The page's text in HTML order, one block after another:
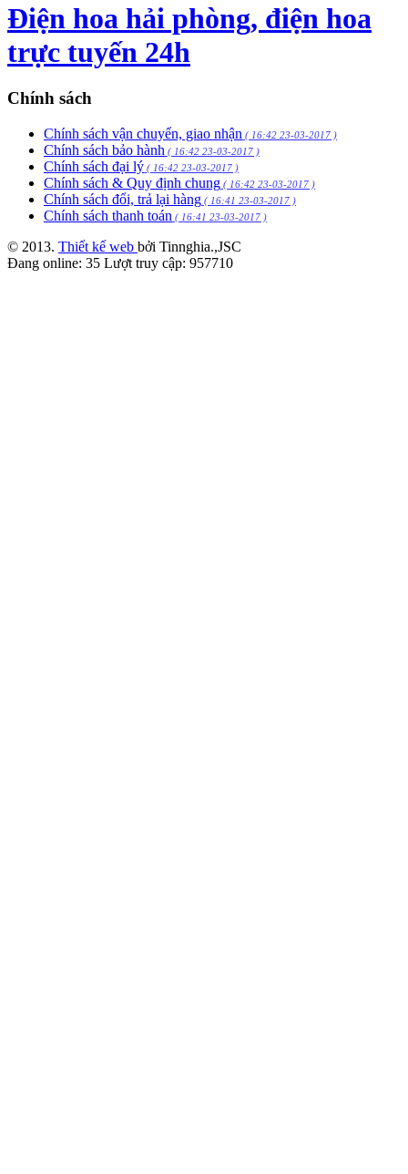
Điện hoa hải phòng, điện hoa
trực tuyến 24h
Chính sách
Chính sách vận chuyển, giao nhận ( 16:42 23-03-2017 )
Chính sách bảo hành ( 16:42 23-03-2017 )
Chính sách đại lý ( 16:42 23-03-2017 )
Chính sách & Quy định chung ( 16:42 23-03-2017 )
Chính sách đổi, trả lại hàng ( 16:41 23-03-2017 )
Chính sách thanh toán ( 16:41 23-03-2017 )
© 2013. Thiết kế web bởi Tinnghia.,JSC
Đang online: 35 Lượt truy cập: 957710